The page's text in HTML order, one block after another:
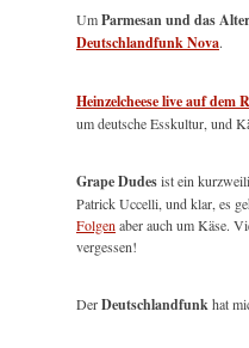
UmParmesan und das
Deutschlandfunk Nova.
Heinzelcheese live auf dem
um deutsche Esskultur, und
Grape Dudesist ein
Patrick Uccelli, und klar, es
Folgen aber auch um Käse.
vergessen!
DerDeutschlandfunkhat